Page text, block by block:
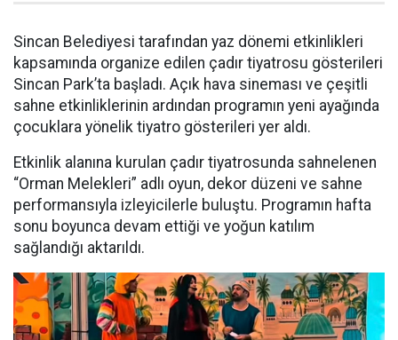
Sincan Belediyesi tarafından yaz dönemi etkinlikleri
kapsamında organize edilen çadır tiyatrosu gösterileri
Sincan Park’ta başladı. Açık hava sineması ve çeşitli
sahne etkinliklerinin ardından programın yeni ayağında
çocuklara yönelik tiyatro gösterileri yer aldı.
Etkinlik alanına kurulan çadır tiyatrosunda sahnelenen
“Orman Melekleri” adlı oyun, dekor düzeni ve sahne
performansıyla izleyicilerle buluştu. Programın hafta
sonu boyunca devam ettiği ve yoğun katılım
sağlandığı aktarıldı.